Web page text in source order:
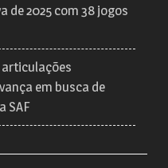
de 2025 com 38 jogos
em busca de
SAF